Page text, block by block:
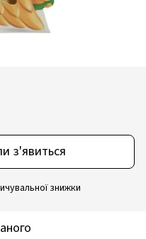
з'явиться
знижки